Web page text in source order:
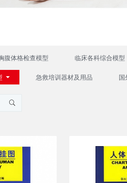
腹体格检查模型 临床各科综合模型
急救培训器材及用品 国